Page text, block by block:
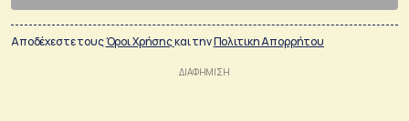
Αποδέχεστε τουςΌροι Χρήσηςκαι τηνΠολιτικη Απορρήτου